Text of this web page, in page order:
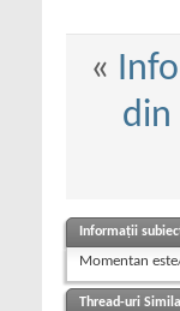
«
din
Informații
Momentan
Thread-uri